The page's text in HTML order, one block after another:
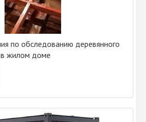
по обследованию деревянного
в жилом доме